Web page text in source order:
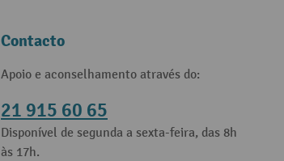
Contacto
Apoio e aconselhamento através do:
21 915 60 65
Disponível de segunda a sexta-feira, das 8h
às 17h.